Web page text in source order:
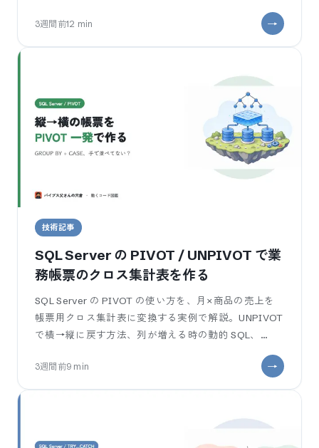
ルや自己結合で書いていた前月比・累計を窓関数一本
で。ROWS B
3週間前12 min
技術記事
SQL Server の PIVOT / UNPIVOT で業
務帳票のクロス集計表を作る
SQL Server の PIVOT の使い方を、月×商品の売上を
帳票用クロス集計表に変換する実例で解説。UNPIVOT
で横→縦に戻す方法、列が増える時の動的 SQL、
GROUP BY + CASE との比較まで、コピペで動く T-
SQL
3週間前9 min